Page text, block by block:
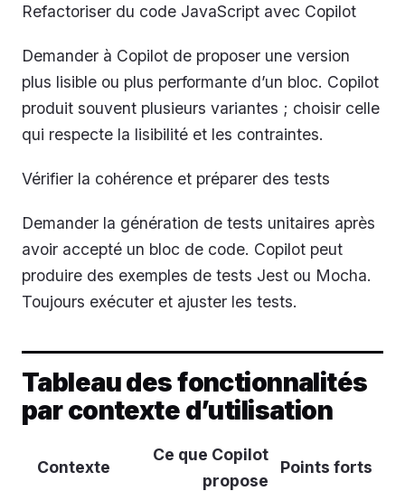
Refactoriser du code JavaScript avec Copilot
Demander à Copilot de proposer une version
plus lisible ou plus performante d’un bloc. Copilot
produit souvent plusieurs variantes ; choisir celle
qui respecte la lisibilité et les contraintes.
Vérifier la cohérence et préparer des tests
Demander la génération de tests unitaires après
avoir accepté un bloc de code. Copilot peut
produire des exemples de tests Jest ou Mocha.
Toujours exécuter et ajuster les tests.
Tableau des fonctionnalités
par contexte d’utilisation
Contexte
Ce que Copilot
propose
Points forts